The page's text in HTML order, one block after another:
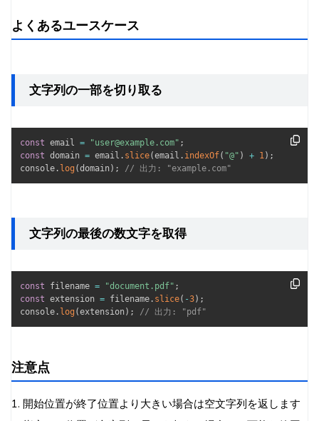
よくあるユースケース
文字列の一部を切り取る
const email = "user@example.com" ;
const domain = email . slice(email . indexOf( "@" ) + 1) ;
console . log (domain) ; // 出力: "example.com"
文字列の最後の数文字を取得
const filename = "document.pdf" ;
const extension = filename . slice( -3) ;
console . log (extension) ; // 出力: "pdf"
注意点
1. 開始位置が終了位置より大きい場合は空文字列を返します